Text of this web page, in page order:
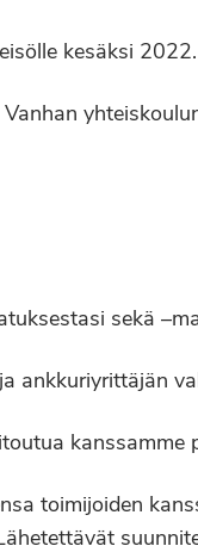
kesäksi 2022.
Vanhan
sekä
ankkuriyrittäjän
kanssamme
toimijoiden